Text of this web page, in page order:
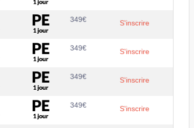
349€ S'inscrire
349€ S'inscrire
349€ S'inscrire
349€ S'inscrire